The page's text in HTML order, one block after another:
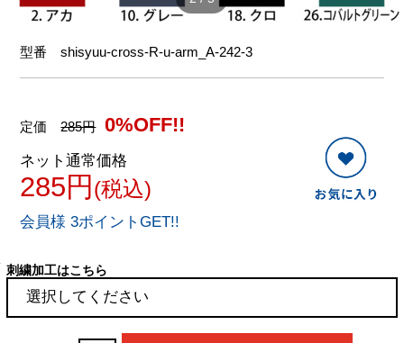
型番shisyuu-cross-R-u-arm_A-242-3
定価285円 0%OFF!!
ネット通常価格
285円 (税込)
会員様 3ポイントGET!!
刺繍加工はこちら